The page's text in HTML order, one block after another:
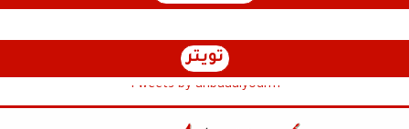
تويتر
Tweets by anbaaalyoum1